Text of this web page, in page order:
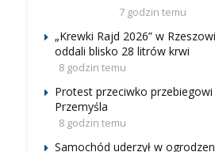
7 godzin temu
„Krewki Rajd 2026” w
oddali blisko 28 litrów krwi
8 godzin temu
Protest przeciwko
Przemyśla
8 godzin temu
Samochód uderzył w